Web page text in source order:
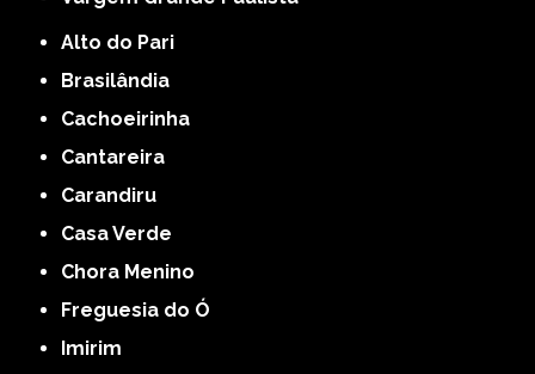
Alto do Pari
Brasilândia
Cachoeirinha
Cantareira
Carandiru
Casa Verde
Chora Menino
Freguesia do Ó
Imirim